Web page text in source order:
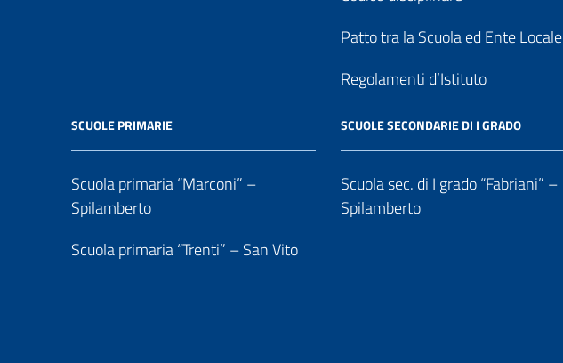
Patto tra la Scuola ed Ente Locale
Regolamenti d’Istituto
SCUOLE PRIMARIE
Scuola primaria “Marconi” –
Spilamberto
Scuola primaria “Trenti” – San Vito
SCUOLE SECONDARIE DI I GRADO
Scuola sec. di I grado “Fabriani” –
Spilamberto